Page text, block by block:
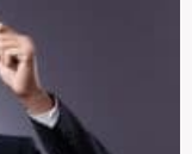
נסעו. הולך רגל
ביטוח של הרכב
או במקרה שהרכב
קרן ממשלתית